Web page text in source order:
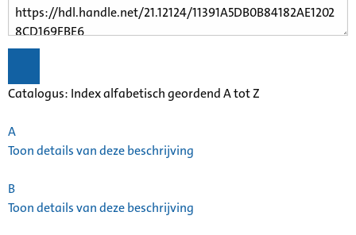
Catalogus: Index alfabetisch geordend A tot Z
A
Toon details van deze beschrijving
B
Toon details van deze beschrijving